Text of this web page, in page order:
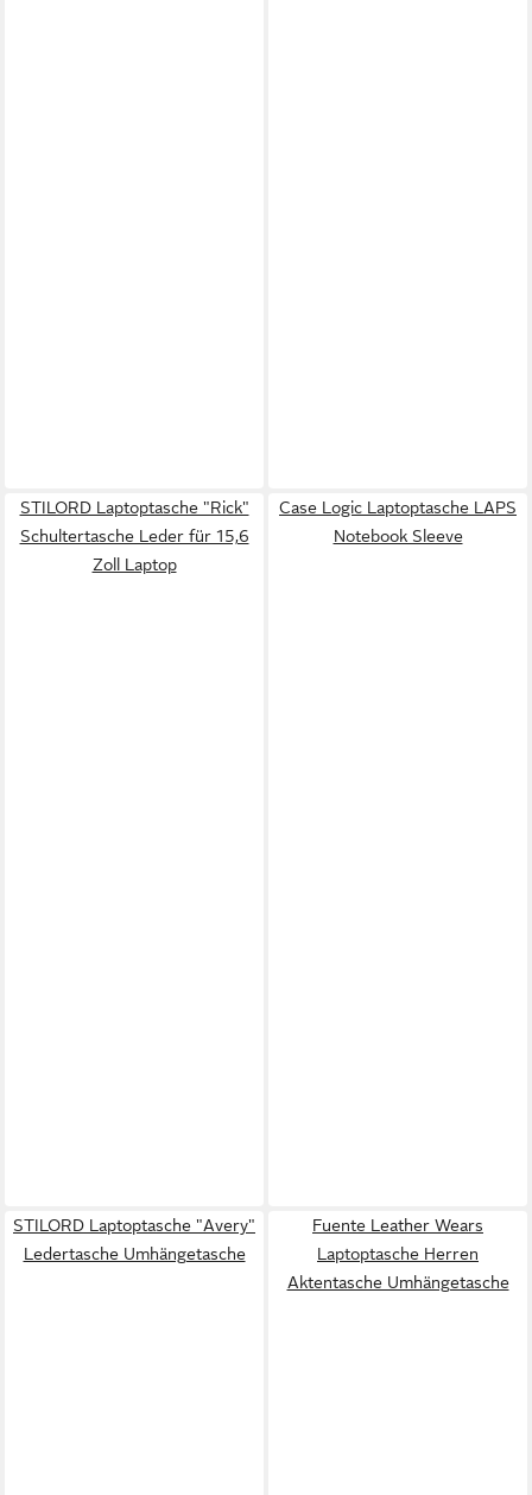
STILORD Laptoptasche "Rick"
Schultertasche Leder für 15,6
Zoll Laptop
Case Logic Laptoptasche LAPS
Notebook Sleeve
STILORD Laptoptasche "Avery"
Ledertasche Umhängetasche
Fuente Leather Wears
Laptoptasche Herren
Aktentasche Umhängetasche